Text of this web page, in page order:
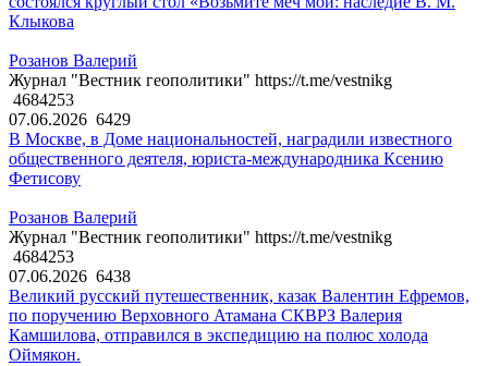
Клыкова
Розанов Валерий
Журнал "Вестник геополитики" https://t.me/vestnikg
4684253
07.06.2026 6429
В Москве, в Доме национальностей, наградили известного
общественного деятеля, юриста-международника Ксению
Фетисову
Розанов Валерий
Журнал "Вестник геополитики" https://t.me/vestnikg
4684253
07.06.2026 6438
Великий русский путешественник, казак Валентин Ефремов,
по поручению Верховного Атамана СКВРЗ Валерия
Камшилова, отправился в экспедицию на полюс холода
Оймякон.